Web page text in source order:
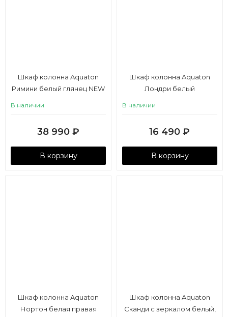
Шкаф колонна Aquaton
Римини белый глянец NEW
В наличии
38 990 ₽
В корзину
Шкаф колонна Aquaton
Лондри белый
В наличии
16 490 ₽
В корзину
Шкаф колонна Aquaton
Нортон белая правая
Шкаф колонна Aquaton
Сканди с зеркалом белый,